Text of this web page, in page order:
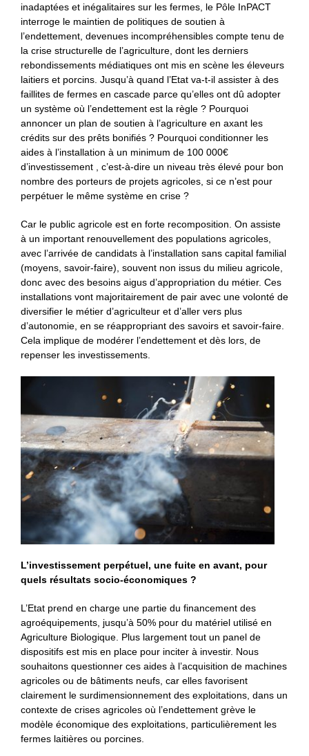
inadaptées et inégalitaires sur les fermes, le Pôle InPACT
interroge le maintien de politiques de soutien à
l’endettement, devenues incompréhensibles compte tenu de
la crise structurelle de l’agriculture, dont les derniers
rebondissements médiatiques ont mis en scène les éleveurs
laitiers et porcins. Jusqu’à quand l’Etat va-t-il assister à des
faillites de fermes en cascade parce qu’elles ont dû adopter
un système où l’endettement est la règle ? Pourquoi
annoncer un plan de soutien à l’agriculture en axant les
crédits sur des prêts bonifiés ? Pourquoi conditionner les
aides à l’installation à un minimum de 100 000€
d’investissement , c’est-à-dire un niveau très élevé pour bon
nombre des porteurs de projets agricoles, si ce n’est pour
perpétuer le même système en crise ?
Car le public agricole est en forte recomposition. On assiste
à un important renouvellement des populations agricoles,
avec l’arrivée de candidats à l’installation sans capital familial
(moyens, savoir-faire), souvent non issus du milieu agricole,
donc avec des besoins aigus d’appropriation du métier. Ces
installations vont majoritairement de pair avec une volonté de
diversifier le métier d’agriculteur et d’aller vers plus
d’autonomie, en se réappropriant des savoirs et savoir-faire.
Cela implique de modérer l’endettement et dès lors, de
repenser les investissements.
L’investissement perpétuel, une fuite en avant, pour
quels résultats socio-économiques ?
L’Etat prend en charge une partie du financement des
agroéquipements, jusqu’à 50% pour du matériel utilisé en
Agriculture Biologique. Plus largement tout un panel de
dispositifs est mis en place pour inciter à investir. Nous
souhaitons questionner ces aides à l’acquisition de machines
agricoles ou de bâtiments neufs, car elles favorisent
clairement le surdimensionnement des exploitations, dans un
contexte de crises agricoles où l’endettement grève le
modèle économique des exploitations, particulièrement les
fermes laitières ou porcines.